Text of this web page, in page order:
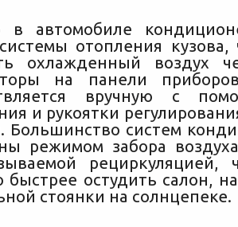
в автомобиле
отопления кузова,
охлажденный воздух
на панели
вручную с
и рукоятки
Большинство систем
режимом забора
рециркуляцией,
быстрее остудить салон,
стоянки на солнцепеке.